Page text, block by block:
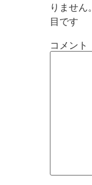
りません。
目です
コメント